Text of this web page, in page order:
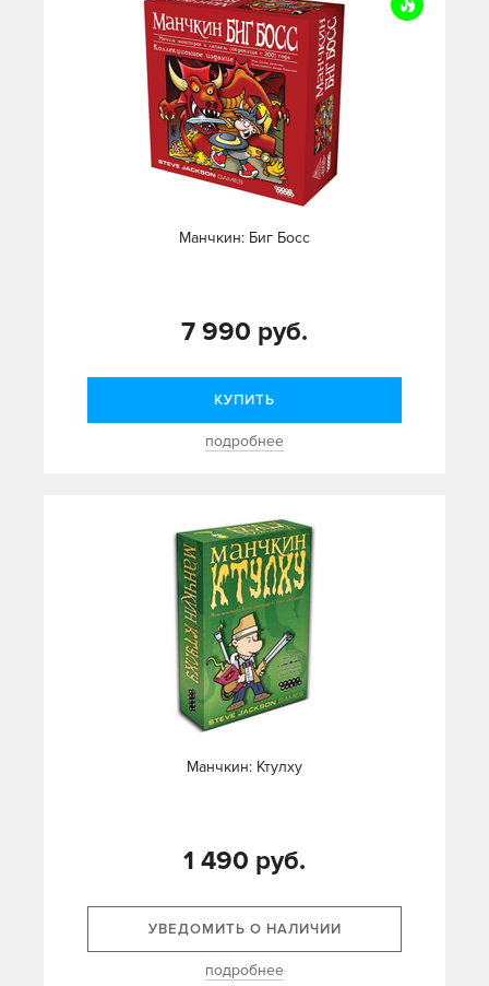
Манчкин: Биг Босс
7 990 руб.
КУПИТЬ
подробнее
Манчкин: Ктулху
1 490 руб.
УВЕДОМИТЬ О НАЛИЧИИ
подробнее